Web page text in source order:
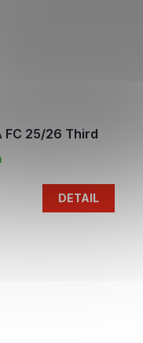
FC 25/26 Third
DETAIL